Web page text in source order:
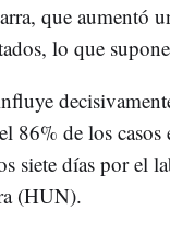
que aumentó
lo que
86% de los
siete días por el
(HUN).